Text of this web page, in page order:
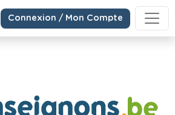
Connexion / Mon Compte